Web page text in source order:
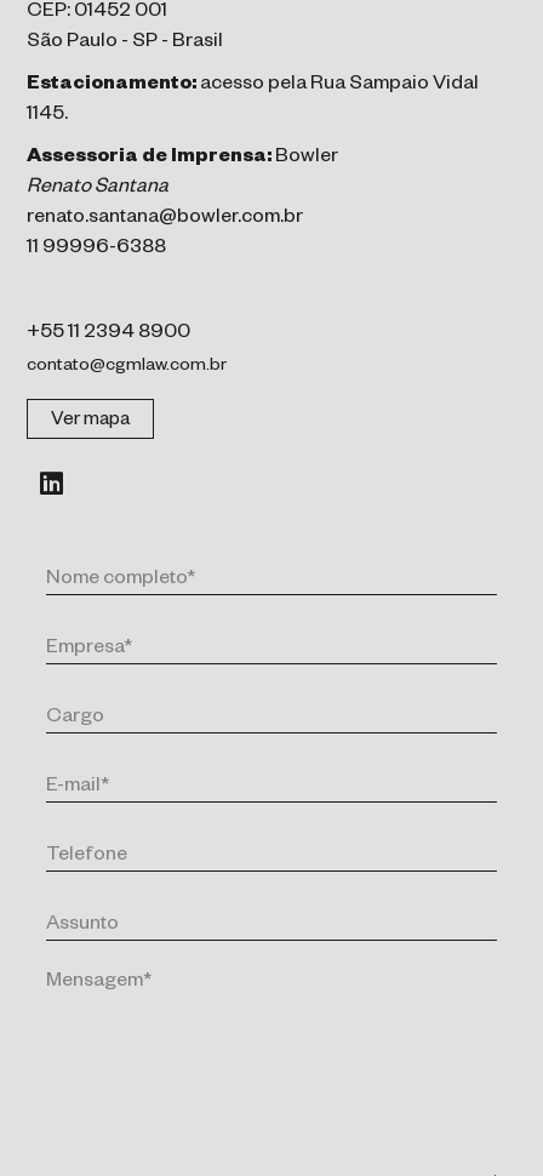
CEP: 01452 001
São Paulo - SP - Brasil
Estacionamento: acesso pela Rua Sampaio Vidal
1145.
Assessoria de Imprensa: Bowler
Renato Santana
renato.santana@bowler.com.br
11 99996-6388
+55 11 2394 8900
contato@cgmlaw.com.br
Ver mapa